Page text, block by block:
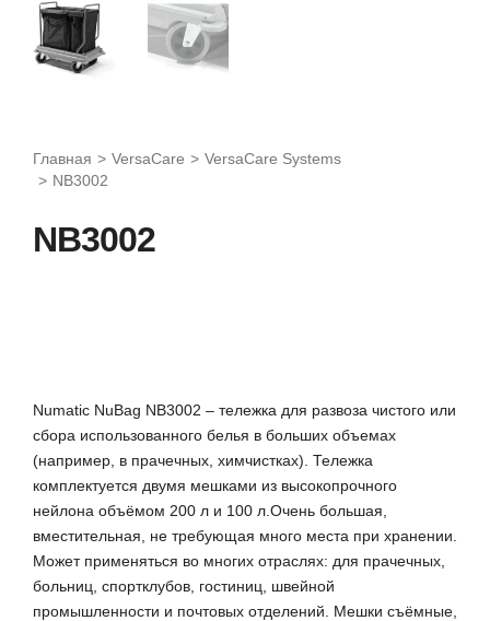
Главная > VersaCare > VersaCare Systems
> NB3002
NB3002
Numatic NuBag NB3002 – тележка для развоза чистого или
сбора использованного белья в больших объемах
(например, в прачечных, химчистках). Тележка
комплектуется двумя мешками из высокопрочного
нейлона объёмом 200 л и 100 л.Очень большая,
вместительная, не требующая много места при хранении.
Может применяться во многих отраслях: для прачечных,
больниц, спортклубов, гостиниц, швейной
промышленности и почтовых отделений. Мешки съёмные,